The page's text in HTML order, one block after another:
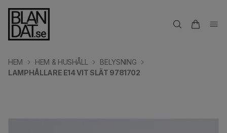
HEM HEM & HUSHÅLL
BELYSNING
LAMPHÅLLARE E14 VIT SLÄT 9781702